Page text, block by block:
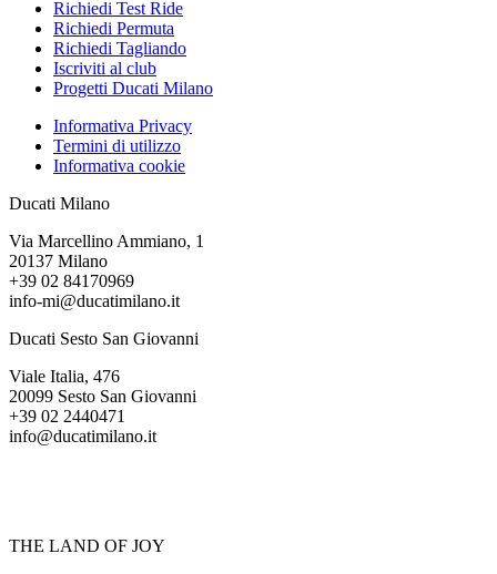
Richiedi Test Ride
Richiedi Permuta
Richiedi Tagliando
Iscriviti al club
Progetti Ducati Milano
Informativa Privacy
Termini di utilizzo
Informativa cookie
Ducati Milano
Via Marcellino Ammiano, 1
20137 Milano
+39 02 84170969
info-mi@ducatimilano.it
Ducati Sesto San Giovanni
Viale Italia, 476
20099 Sesto San Giovanni
+39 02 2440471
info@ducatimilano.it
THE LAND OF JOY